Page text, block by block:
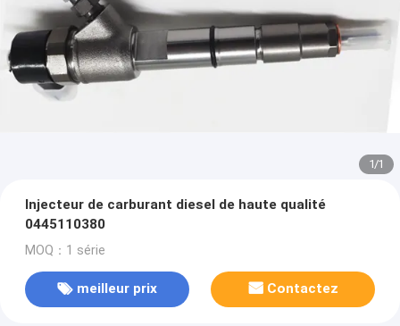
1/1
Injecteur de carburant diesel de haute qualité
0445110380
MOQ：1 série
meilleur prix Contactez